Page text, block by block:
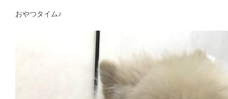
おやつタイム♪